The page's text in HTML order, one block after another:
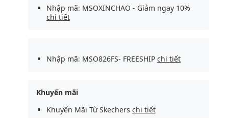
Nhập mã: MSOXINCHAO - Giảm ngay 10%
chi tiết
Nhập mã: MSO826FS- FREESHIP chi tiết
Khuyến mãi
Khuyến Mãi Từ Skechers chi tiết